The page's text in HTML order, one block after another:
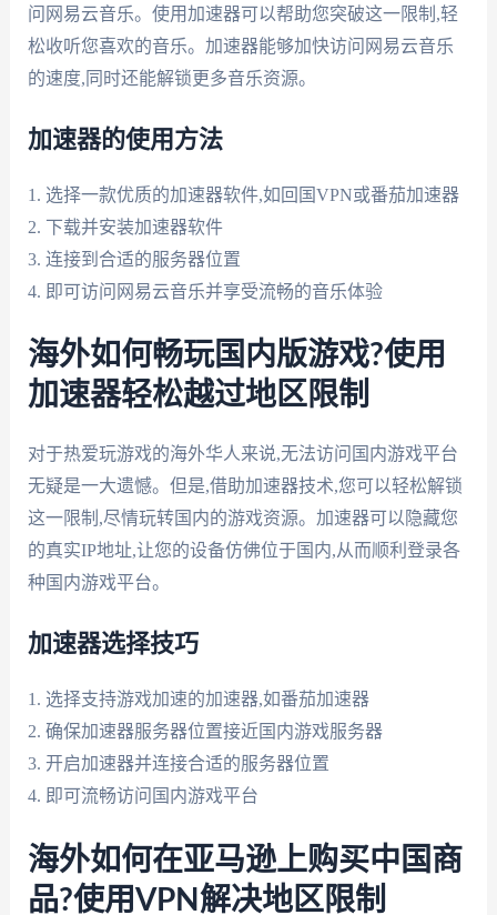
问网易云音乐。使用加速器可以帮助您突破这一限制,轻
松收听您喜欢的音乐。加速器能够加快访问网易云音乐
的速度,同时还能解锁更多音乐资源。
加速器的使用方法
1. 选择一款优质的加速器软件,如回国VPN或番茄加速器
2. 下载并安装加速器软件
3. 连接到合适的服务器位置
4. 即可访问网易云音乐并享受流畅的音乐体验
海外如何畅玩国内版游戏?使用
加速器轻松越过地区限制
对于热爱玩游戏的海外华人来说,无法访问国内游戏平台
无疑是一大遗憾。但是,借助加速器技术,您可以轻松解锁
这一限制,尽情玩转国内的游戏资源。加速器可以隐藏您
的真实IP地址,让您的设备仿佛位于国内,从而顺利登录各
种国内游戏平台。
加速器选择技巧
1. 选择支持游戏加速的加速器,如番茄加速器
2. 确保加速器服务器位置接近国内游戏服务器
3. 开启加速器并连接合适的服务器位置
4. 即可流畅访问国内游戏平台
海外如何在亚马逊上购买中国商
品?使用VPN解决地区限制